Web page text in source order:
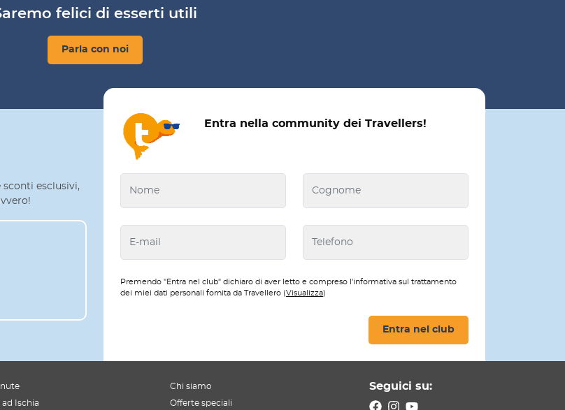
felici di esserti utili
Parla con noi
esclusivi,
Entra nella community dei Travellers!
Premendo "Entra nel club" dichiaro di aver letto e compreso l'informativa sul trattamento
dei miei dati personali fornita da Travellero (Visualizza)
Entra nel club
Ischia
Chi siamo
Offerte speciali
Seguici su: